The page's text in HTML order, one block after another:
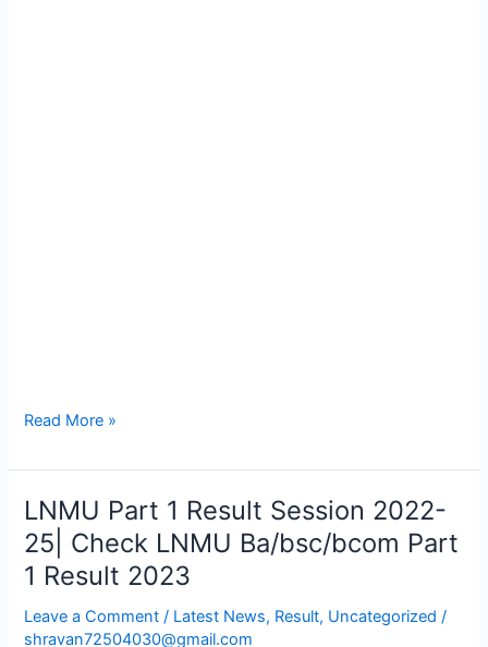
Read More »
LNMU Part 1 Result Session 2022-
25| Check LNMU Ba/bsc/bcom Part
1 Result 2023
Leave a Comment / Latest News, Result, Uncategorized /
shravan72504030@gmail.com
LNMU
Part
1
Result
Session
2022-